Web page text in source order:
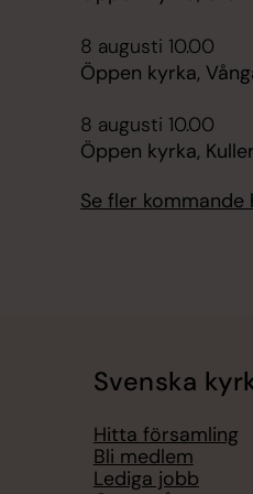
8 augusti 10.00
Öppen kyrka,
8 augusti 10.00
Öppen kyrka,
Se fler kommande
Svenska
Hitta församling
Bli medlem
Lediga jobb